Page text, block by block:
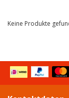
Keine Produkte